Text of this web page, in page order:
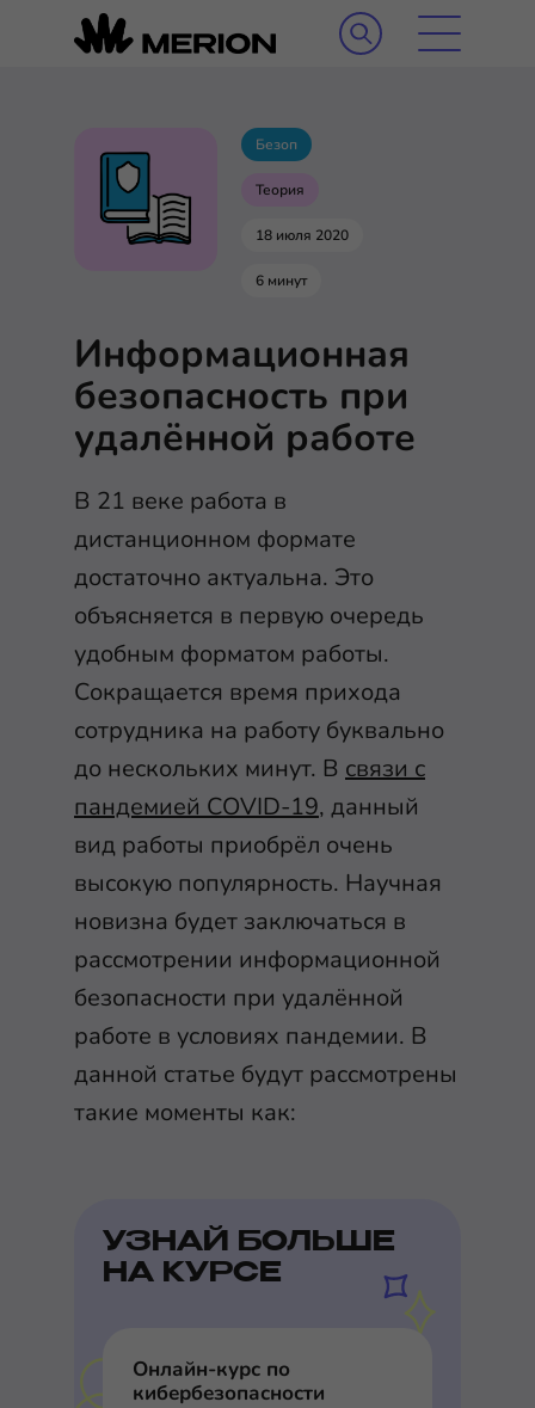
Безоп
Теория
18 июля 2020
6 минут
Информационная
безопасность при
удалённой работе
В 21 веке работа в
дистанционном формате
достаточно актуальна. Это
объясняется в первую очередь
удобным форматом работы.
Сокращается время прихода
сотрудника на работу буквально
до нескольких минут. В связи с
пандемией COVID-19, данный
вид работы приобрёл очень
высокую популярность. Научная
новизна будет заключаться в
рассмотрении информационной
безопасности при удалённой
работе в условиях пандемии. В
данной статье будут рассмотрены
такие моменты как:
УЗНАЙ БОЛЬШЕ
НА КУРСЕ
Онлайн-курс по
кибербезопасности